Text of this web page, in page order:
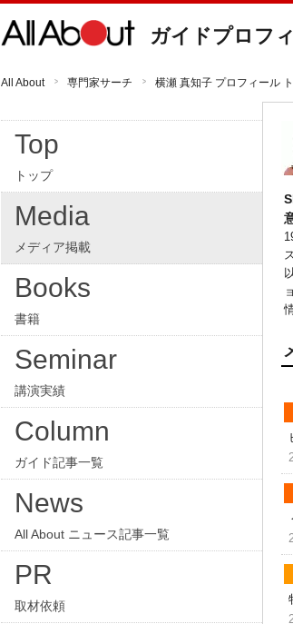
ガイドプロフ
All About 専門家サーチ 横瀬 真知子 プロフィール
Top
トップ
Media
メディア掲載
Books
書籍
Seminar
講演実績
Column
ガイド記事一覧
News
All About ニュース記事一覧
PR
取材依頼